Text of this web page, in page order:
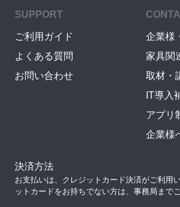
SUPPORT
ご利用ガイド
よくある質問
お問い合わせ
企業様
家具関
取材・
IT導入
アプリ
企業様
決済方法
お支払いは、クレジットカード決済がご利用
ットカードをお持ちでない方は、事務局まで